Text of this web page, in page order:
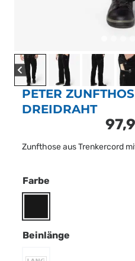
PETER
DREIDRAHT
Zunfthose aus Trenkercord
Farbe
Beinlänge